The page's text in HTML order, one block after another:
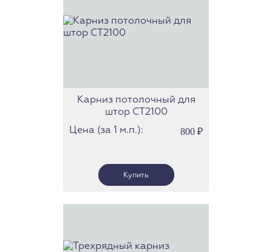
Карниз потолочный для
штор СТ2100
Цена (за 1 м.п.):
800 ₽